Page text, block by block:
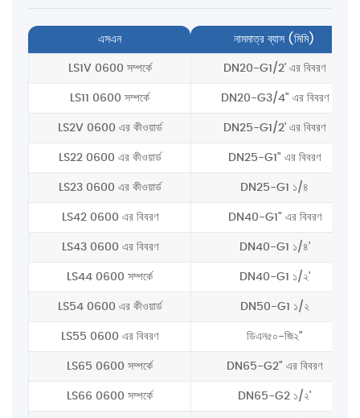
এসএন নামমাত্র ব্যাস (মিমি)
LS1V 0600 সম্পর্কে DN20-G1/2' এর বিবরণ
LS11 0600 সম্পর্কে DN20-G3/4" এর বিবরণ
LS2V 0600 এর কীওয়ার্ড DN25-G1/2' এর বিবরণ
LS22 0600 এর কীওয়ার্ড DN25-G1" এর বিবরণ
LS23 0600 এর কীওয়ার্ড DN25-G1 ১/৪
LS42 0600 এর বিবরণ DN40-G1" এর বিবরণ
LS43 0600 এর বিবরণ DN40-G1 ১/৪'
LS44 0600 সম্পর্কে DN40-G1 ১/২'
LS54 0600 এর কীওয়ার্ড DN50-G1 ১/২
LS55 0600 এর বিবরণ ডিএন৫০-জি২"
LS65 0600 সম্পর্কে DN65-G2" এর বিবরণ
LS66 0600 সম্পর্কে DN65-G2 ১/২'